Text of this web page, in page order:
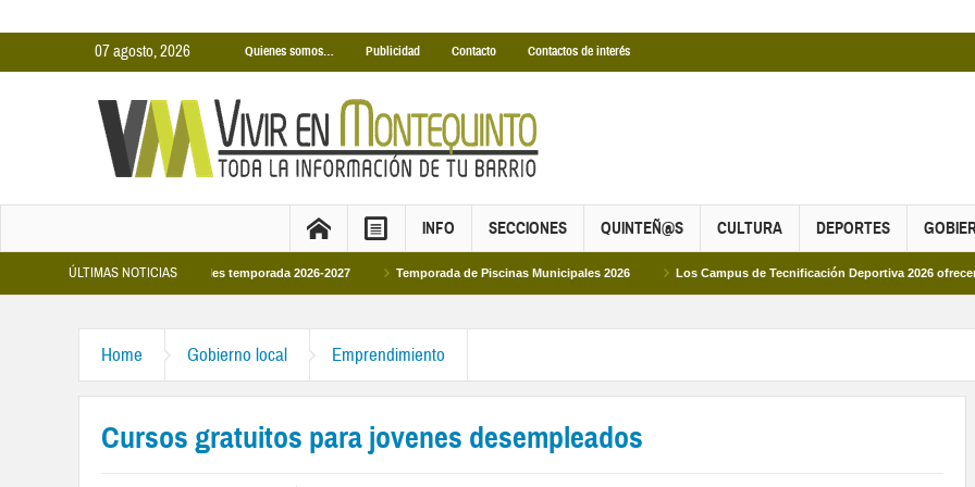
07 agosto, 2026 Quienes somos… Publicidad Contacto Contactos de interés
INFO SECCIONES QUINTEÑ@S CULTURA DEPORTES
ÚLTIMAS NOTICIAS
Cubiertas Municipales temporada 2026-2027 Temporada de Piscinas Municipales 2026 Los Campus de Tecnificación Deportiva 2026 ofrecen cuatro
Home Gobierno local Emprendimiento
Cursos gratuitos para jovenes desempleados